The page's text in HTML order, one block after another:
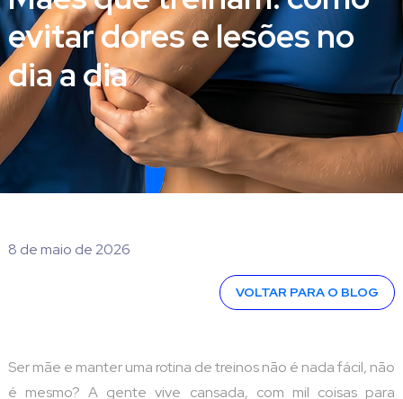
evitar dores e lesões no
dia a dia
8 de maio de 2026
VOLTAR PARA O BLOG
Ser mãe e manter uma rotina de treinos não é nada fácil, não
é mesmo? A gente vive cansada, com mil coisas para